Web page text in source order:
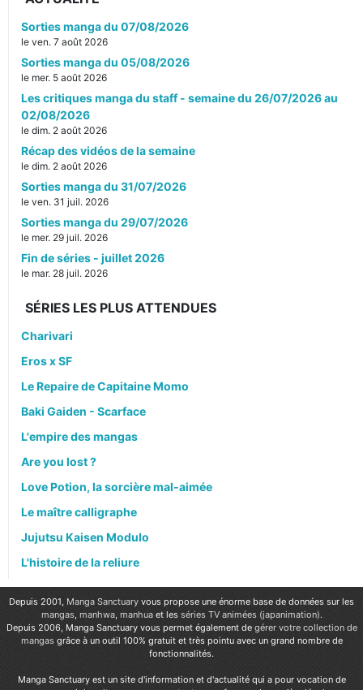
Sorties manga du 07/08/2026
le ven. 7 août 2026
Sorties manga du 05/08/2026
le mer. 5 août 2026
Les critiques manga du staff - semaine du 26/07/2026 au
02/08/2026
le dim. 2 août 2026
Récap des vidéos de la semaine
le dim. 2 août 2026
Sorties manga du 31/07/2026
le ven. 31 juil. 2026
Sorties manga du 29/07/2026
le mer. 29 juil. 2026
Fin de séries - juillet 2026
le mar. 28 juil. 2026
SÉRIES LES PLUS ATTENDUES
Charivari
Eros x SF
Le Repaire de Capitaine Momo
Baki Gaiden - Scarface
L'empire des mangas
Are you lost ?
Love Potion, la sorcière mal-aimée
Le maître calligraphe
Jujutsu Kaisen Modulo
L'histoire de la reliure
Depuis 2001, Manga Sanctuary vous propose une énorme base de données sur les
mangas, manhwa, manhuaet les séries TV animées (japanimation).
Depuis 2006, Manga Sanctuary vous permet également de gérer votre collection de
mangas grâce à un outil 100% gratuit et très pointu avec un grand nombre de
fonctionnalités.
Manga Sanctuary est un site d'information et d'actualité qui a pour vocation de